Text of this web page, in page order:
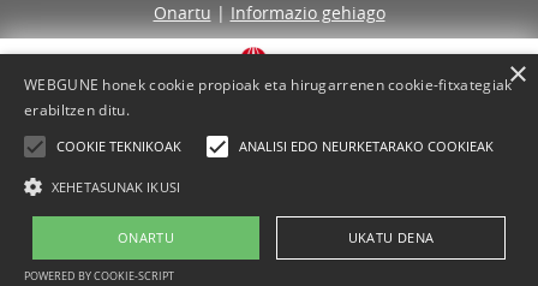
Onartu | Informazio gehiago
Lege-oharra Cookie-politika Laguntza
Kontaktua
WEBGUNE honek cookie propioak eta hirugarrenen cookie-fitxategiak
erabiltzen ditu.
COOKIE TEKNIKOAK ANALISI EDO NEURKETARAKO COOKIEAK
XEHETASUNAK IKUSI
ONARTU UKATU DENA
POWERED BY COOKIE-SCRIPT
×